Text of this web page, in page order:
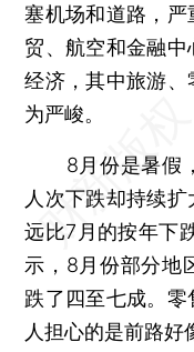
塞机场和道路，
贸、航空和金融
经济，其中旅游
为严峻。
8月份是暑假，
人次下跌却持续
远比7月的按年下
示，8月份部分地
跌了四至七成。
人担心的是前路好